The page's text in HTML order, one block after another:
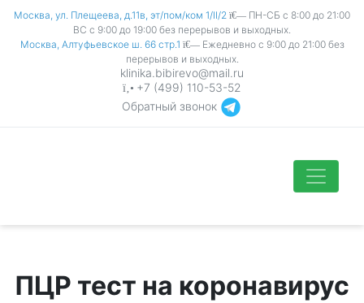
Москва, ул. Плещеева, д.11в, эт/пом/ком 1/II/2
ПН-СБ с 8:00 до 21:00
ВС с 9:00 до 19:00 без перерывов и выходных.
Москва, Алтуфьевское ш. 66 стр.1
Ежедневно с 9:00 до 21:00 без
перерывов и выходных.
klinika.bibirevo@mail.ru
+7 (499) 110-53-52
Обратный звонок
ПЦР тест на коронавирус